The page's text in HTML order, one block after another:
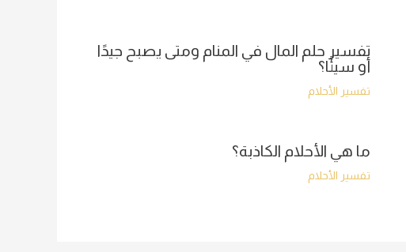
تفسير حلم المال في المنام ومتى يصبح جيدًا
أو سيئًا؟
تفسير الأحلام
ما هي الأحلام الكاذبة؟
تفسير الأحلام